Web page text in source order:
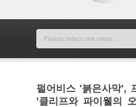
펄어비스 '붉은사막',
'클리프와 파이웰의